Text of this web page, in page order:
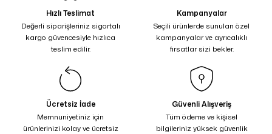
Hızlı Teslimat
Değerli siparişleriniz sigortalı
kargo güvencesiyle hızlıca
teslim edilir.
Kampanyalar
Seçili ürünlerde sunulan özel
kampanyalar ve ayrıcalıklı
fırsatlar sizi bekler.
Ücretsiz İade
Memnuniyetiniz için
ürünlerinizi kolay ve ücretsiz
Güvenli Alışveriş
Tüm ödeme ve kişisel
bilgileriniz yüksek güvenlik